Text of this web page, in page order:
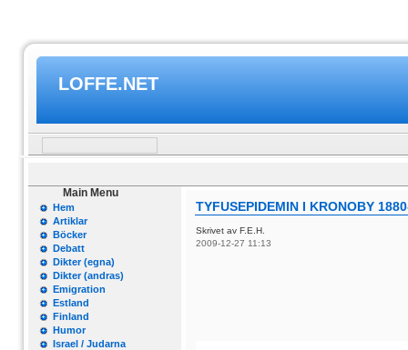
LOFFE.NET
Main Menu
Hem
Artiklar
Böcker
Debatt
Dikter (egna)
Dikter (andras)
Emigration
Estland
Finland
Humor
Israel / Judarna
TYFUSEPIDEMIN I KRONOBY
Skrivet av F.E.H.
2009-12-27 11:13